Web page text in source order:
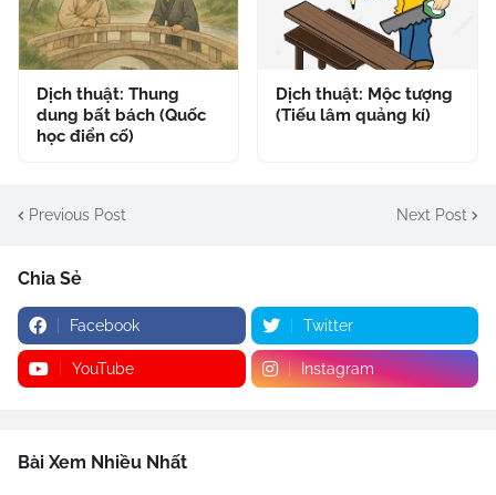
Dịch thuật: Thung
dung bất bách (Quốc
học điển cố)
Dịch thuật: Mộc tượng
(Tiếu lâm quảng kí)
Previous Post Next Post
Chia Sẻ
Facebook Twitter
YouTube Instagram
Bài Xem Nhiều Nhất